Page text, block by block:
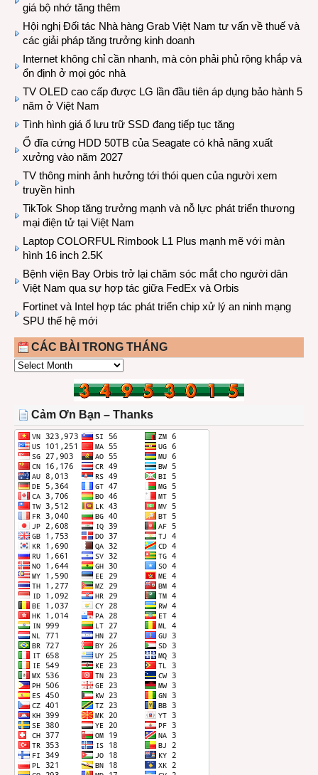
giá bộ nhớ tăng thêm
Hội nghị Đối tác Nhà hàng Grab Việt Nam tư vấn về thuế và
các giải pháp tăng trưởng kinh doanh
Internet không chỉ cần nhanh, mà còn phải phủ rộng khắp và
ổn định ở mọi góc nhà
TV OLED cao cấp được LG lần đầu tiên áp dụng bảo hành 5
năm ở Việt Nam
Tình hình giá ổ lưu trữ SSD đang tiếp tục tăng
Ổ đĩa cứng HDD 50TB của Seagate có khả năng xuất
xưởng vào năm 2027
TV thông minh ảnh hưởng tới thói quen của người xem
truyền hình
TikTok Shop tăng trưởng mạnh và nỗ lực phát triển thương
mại điện tử tại Việt Nam
Laptop COLORFUL Rimbook L1 Plus mạnh mẽ với màn
hình 16 inch 2.5K
Bệnh viện Bay Orbis trở lại chăm sóc mắt cho người dân
Việt Nam qua sự hợp tác giữa FedEx và Orbis
Fortinet và Intel hợp tác phát triển chip xử lý an ninh mạng
SPU thế hệ mới
CÁC BÀI TRONG THÁNG
CÁC
THÁNG
Cảm Ơn Bạn – Thanks